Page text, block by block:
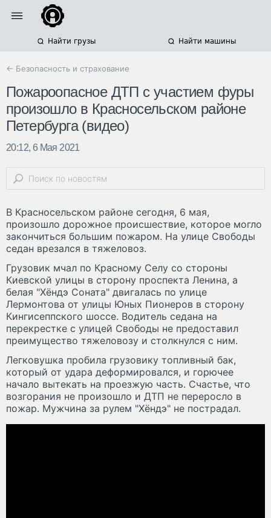
Найти грузы Найти машины
← Безопасность и страхование
Пожароопасное ДТП с участием фуры
произошло в Красносельском районе
Петербурга (видео)
20:12, 6 Мая 2021
В Красносельском районе сегодня, 6 мая,
произошло дорожное происшествие, которое могло
закончиться большим пожаром. На улице Свободы
седан врезался в тяжеловоз.
Грузовик мчал по Красному Селу со стороны
Киевской улицы в сторону проспекта Ленина, а
белая "Хёндэ Соната" двигалась по улице
Лермонтова от улицы Юных Пионеров в сторону
Кингисеппского шоссе. Водитель седана на
перекрестке с улицей Свободы не предоставил
преимущество тяжеловозу и столкнулся с ним.
Легковушка пробила грузовику топливный бак,
который от удара деформировался, и горючее
начало вытекать на проезжую часть. Счастье, что
возгорания не произошло и ДТП не переросло в
пожар. Мужчина за рулем "Хёндэ" не пострадал.